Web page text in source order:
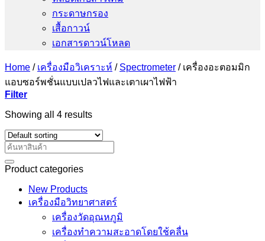
กระดาษกรอง
เสื้อกาวน์
เอกสารดาวน์โหลด
Home / เครื่องมือวิเคราะห์ / Spectrometer /เครื่องอะตอมมิก
แอบซอร์พชั่นแบบเปลวไฟและเตาเผาไฟฟ้า
Filter
Showing all 4 results
Search
for:
Product categories
New Products
เครื่องมือวิทยาศาสตร์
เครื่องวัดอุณหภูมิ
เครื่องทำความสะอาดโดยใช้คลื่น